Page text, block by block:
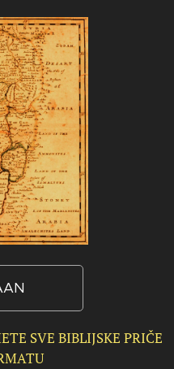
SVE BIBLIJSKE PRIČE